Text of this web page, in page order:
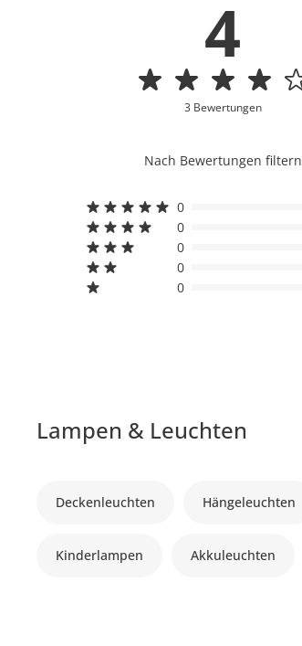
4
3 Bewertungen
Nach Bewertungen filtern
0
0
0
0
0
Lampen & Leuchten
Deckenleuchten Hängeleuchten
Kinderlampen Akkuleuchten